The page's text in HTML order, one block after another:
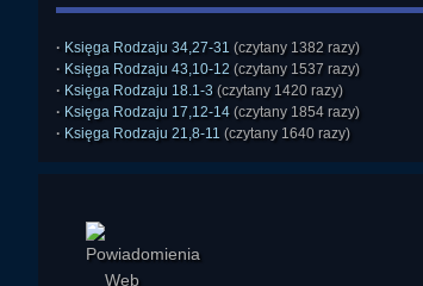
· Księga Rodzaju 34,27-31 (czytany 1382 razy)
· Księga Rodzaju 43,10-12 (czytany 1537 razy)
· Księga Rodzaju 18.1-3 (czytany 1420 razy)
· Księga Rodzaju 17,12-14 (czytany 1854 razy)
· Księga Rodzaju 21,8-11 (czytany 1640 razy)